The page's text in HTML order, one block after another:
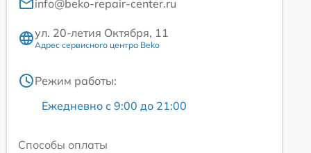
info@beko-repair-center.ru
ул. 20-летия Октября, 11
Адрес сервисного центра Beko
Режим работы:
Ежедневно с 9:00 до 21:00
Способы оплаты